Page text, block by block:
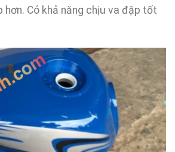
hơn. Có khả năng chịu va đập tốt